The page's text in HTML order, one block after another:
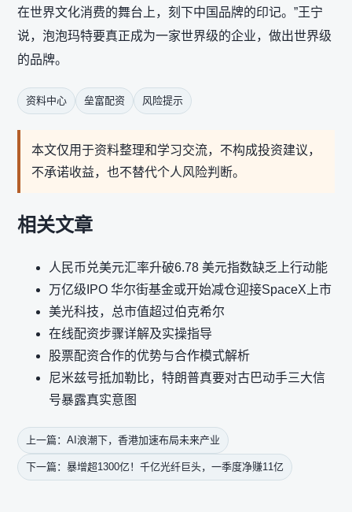
在世界文化消费的舞台上，刻下中国品牌的印记。”王宁
说，泡泡玛特要真正成为一家世界级的企业，做出世界级
的品牌。
资料中心 垒富配资 风险提示
本文仅用于资料整理和学习交流，不构成投资建议，
不承诺收益，也不替代个人风险判断。
相关文章
人民币兑美元汇率升破6.78 美元指数缺乏上行动能
万亿级IPO 华尔街基金或开始减仓迎接SpaceX上市
美光科技，总市值超过伯克希尔
在线配资步骤详解及实操指导
股票配资合作的优势与合作模式解析
尼米兹号抵加勒比，特朗普真要对古巴动手三大信
号暴露真实意图
上一篇：AI浪潮下，香港加速布局未来产业
下一篇：暴增超1300亿！千亿光纤巨头，一季度净赚11亿